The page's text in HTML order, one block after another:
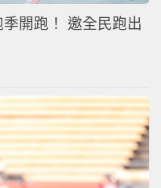
開跑！ 邀全民跑出